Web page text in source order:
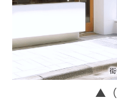
▲（